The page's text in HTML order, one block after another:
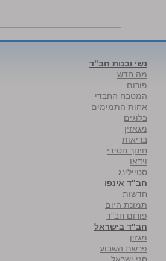
נשי ובנות חב"ד
מה חדש
פורום
המטבח החבדי
אחות התמימים
בלוגים
מגאזין
בריאות
חינוך חסידי
וידאו
סטיילינג
חב"ד אינפו
חדשות
תמונת היום
פורום חב"ד
חב"ד בישראל
מגזין
פרשת השבוע
חגי ישראל